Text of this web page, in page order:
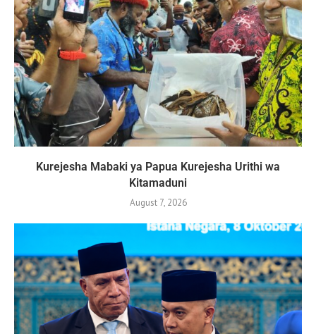
Kurejesha Mabaki ya Papua Kurejesha Urithi wa
Kitamaduni
August 7, 2026